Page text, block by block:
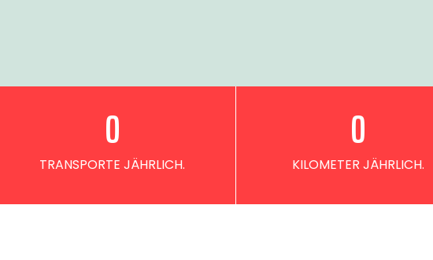
TRANSPORTE JÄHRLICH.
0
KILOMETER JÄHRLICH.
0